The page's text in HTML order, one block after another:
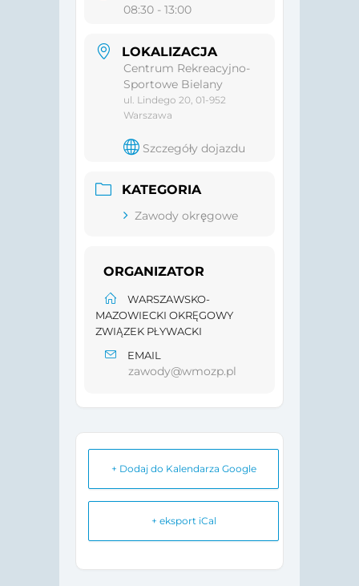
08:30 - 13:00
LOKALIZACJA
Centrum Rekreacyjno-
Sportowe Bielany
ul. Lindego 20, 01-952
Warszawa
Szczegóły dojazdu
KATEGORIA
Zawody okręgowe
ORGANIZATOR
WARSZAWSKO-
MAZOWIECKI OKRĘGOWY
ZWIĄZEK PŁYWACKI
EMAIL
zawody@wmozp.pl
+ Dodaj do Kalendarza Google
+ eksport iCal